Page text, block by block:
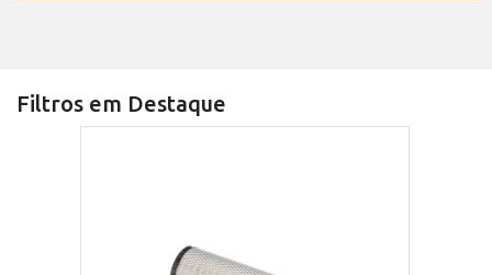
Filtros em Destaque